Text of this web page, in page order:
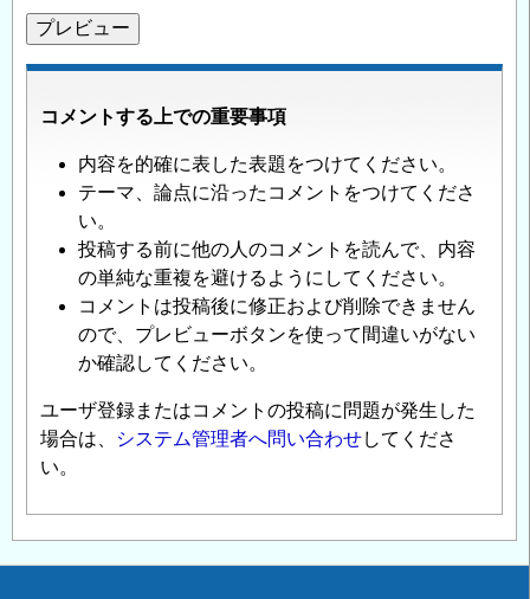
コメントする上での重要事項
内容を的確に表した表題をつけてください。
テーマ、論点に沿ったコメントをつけてくださ
い。
投稿する前に他の人のコメントを読んで、内容
の単純な重複を避けるようにしてください。
コメントは投稿後に修正および削除できません
ので、プレビューボタンを使って間違いがない
か確認してください。
ユーザ登録またはコメントの投稿に問題が発生した
場合は、
システム管理者へ問い合わせしてくださ
い。